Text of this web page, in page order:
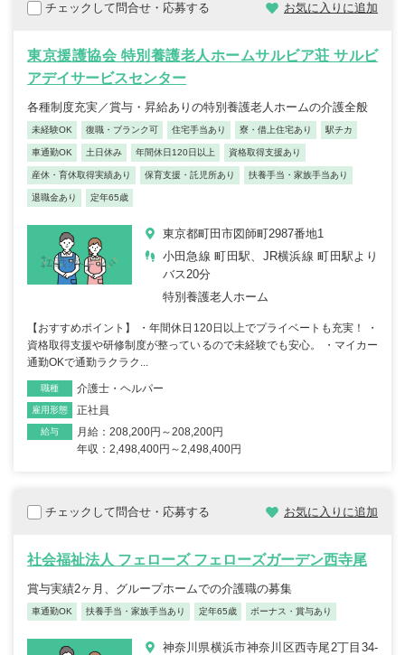
チェックして問合せ・応募する お気に入りに追加
東京援護協会 特別養護老人ホームサルビア荘 サルビ
アデイサービスセンター
各種制度充実／賞与・昇給ありの特別養護老人ホームの介護全般
未経験OK 復職・ブランク可 住宅手当あり 寮・借上住宅あり 駅チカ
車通勤OK 土日休み 年間休日120日以上 資格取得支援あり
産休・育休取得実績あり 保育支援・託児所あり 扶養手当・家族手当あり
退職金あり 定年65歳
東京都町田市図師町2987番地1
小田急線 町田駅、JR横浜線 町田駅より
バス20分
特別養護老人ホーム
【おすすめポイント】 ・年間休日120日以上でプライベートも充実！ ・
資格取得支援や研修制度が整っているので未経験でも安心。 ・マイカー
通勤OKで通勤ラクラク...
職種 介護士・ヘルパー
雇用形態 正社員
給与
月給：208,200円～208,200円
年収：2,498,400円～2,498,400円
チェックして問合せ・応募する お気に入りに追加
社会福祉法人 フェローズ フェローズガーデン西寺尾
賞与実績2ヶ月、グループホームでの介護職の募集
車通勤OK 扶養手当・家族手当あり 定年65歳 ボーナス・賞与あり
神奈川県横浜市神奈川区西寺尾2丁目34-